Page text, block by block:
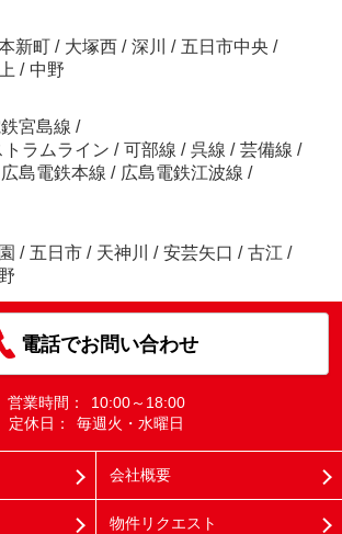
新町 / 大塚西 / 深川 / 五日市中央 /
/ 中野
宮島線 /
ラムライン / 可部線 / 呉線 / 芸備線 /
広島電鉄本線 / 広島電鉄江波線 /
/ 五日市 / 天神川 / 安芸矢口 / 古江 /
電話でお問い合わせ
営業時間：
10:00～18:00
定休日：
毎週火・水曜日
会社概要
物件リクエスト